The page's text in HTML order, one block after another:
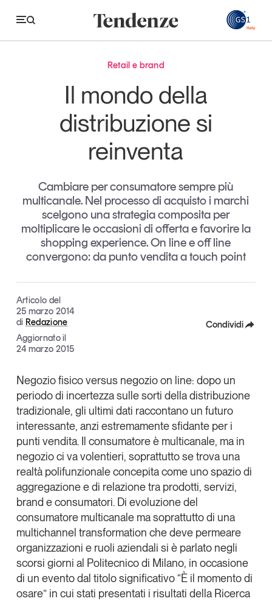
Tendenze
Economia e consumi
Retail e brand
Sostenibilità
Grandi temi
Articoli
Opinioni
Dossier
Il Numero
Interviste
Video
Podcast
Tutti gli studi e le ricerche
Eventi e formazione
Tutti gli appuntamenti
Chi siamo
Newsletter
Contatti
Tendenze Journal
La nostra newsletter nella tua email
Iscriviti
Retail e brand
Il mondo della
distribuzione si
reinventa
Cambiare per consumatore sempre più
multicanale. Nel processo di acquisto i marchi
scelgono una strategia composita per
moltiplicare le occasioni di offerta e favorire la
shopping experience. On line e off line
convergono: da punto vendita a touch point
Articolo del
25 marzo 2014
di Redazione
Aggiornato il
24 marzo 2015
Condividi
Linkedin
Copia Link
Negozio fisico versus negozio on line: dopo un
periodo di incertezza sulle sorti della distribuzione
tradizionale, gli ultimi dati raccontano un futuro
interessante, anzi estremamente sfidante per i
punti vendita. Il consumatore è multicanale, ma in
negozio ci va volentieri, soprattutto se trova una
realtà polifunzionale concepita come unospazio di
aggregazione e di relazione tra prodotti, servizi,
brand e consumatori. Di evoluzione del
consumatore multicanale ma soprattutto di una
multichannel transformation che deve permeare
organizzazioni e ruoli aziendali si è parlato negli
scorsi giorni al Politecnico di Milano, in occasione
di un evento dal titolo significativo “È il momento di
osare” in cui stati presentati i risultati della Ricerca